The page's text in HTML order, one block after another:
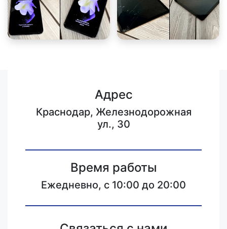
Адрес
Краснодар, Железнодорожная
ул., 30
Время работы
Ежедневно, с 10:00 до 20:00